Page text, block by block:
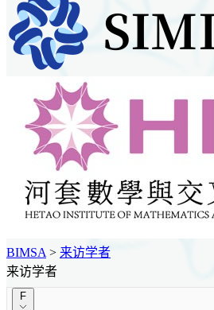
BIMSA > 来访学者
来访学者
F